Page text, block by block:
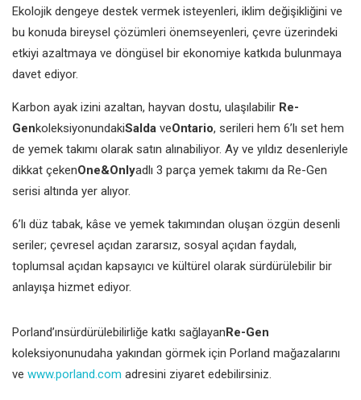
Ekolojik dengeye destek vermek isteyenleri, iklim değişikliğini ve
bu konuda bireysel çözümleri önemseyenleri, çevre üzerindeki
etkiyi azaltmaya ve döngüsel bir ekonomiye katkıda bulunmaya
davet ediyor.
Karbon ayak izini azaltan, hayvan dostu, ulaşılabilir Re-
GenkoleksiyonundakiSalda veOntario, serileri hem 6’lı set hem
de yemek takımı olarak satın alınabiliyor. Ay ve yıldız desenleriyle
dikkat çekenOne&Onlyadlı 3 parça yemek takımı da Re-Gen
serisi altında yer alıyor.
6’lı düz tabak, kâse ve yemek takımından oluşan özgün desenli
seriler; çevresel açıdan zararsız, sosyal açıdan faydalı,
toplumsal açıdan kapsayıcı ve kültürel olarak sürdürülebilir bir
anlayışa hizmet ediyor.
Porland’ınsürdürülebilirliğe katkı sağlayanRe-Gen
koleksiyonunudaha yakından görmek için Porland mağazalarını
ve www.porland.com adresini ziyaret edebilirsiniz.